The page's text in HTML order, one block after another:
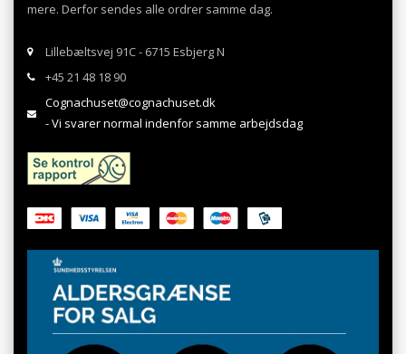
mere. Derfor sendes alle ordrer samme dag.
Lillebæltsvej 91C - 6715 Esbjerg N
+45 21 48 18 90
Cognachuset@cognachuset.dk
- Vi svarer normal indenfor samme arbejdsdag